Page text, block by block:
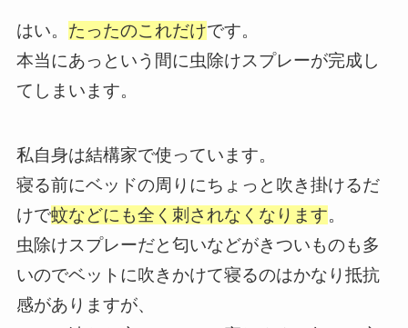
はい。 たったのこれだけです。
本当にあっという間に虫除けスプレーが完成し
てしまいます。
私自身は結構家で使っています。
寝る前にベッドの周りにちょっと吹き掛けるだ
けで蚊などにも全く刺されなくなります。
虫除けスプレーだと匂いなどがきついものも多
いのでベットに吹きかけて寝るのはかなり抵抗
感がありますが、